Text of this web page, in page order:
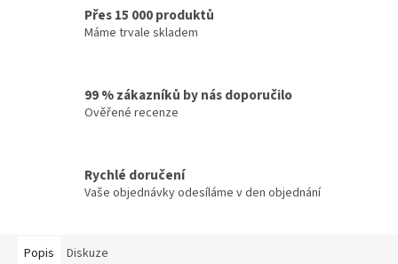
Přes 15 000 produktů
Máme trvale skladem
99 % zákazníků by nás doporučilo
Ověřené recenze
Rychlé doručení
Vaše objednávky odesíláme v den objednání
Popis Diskuze